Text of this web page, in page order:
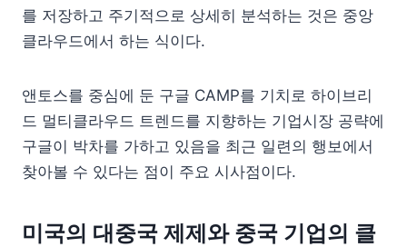
를 저장하고 주기적으로 상세히 분석하는 것은 중앙
클라우드에서 하는 식이다.
앤토스를 중심에 둔 구글 CAMP를 기치로 하이브리
드 멀티클라우드 트렌드를 지향하는 기업시장 공략에
구글이 박차를 가하고 있음을 최근 일련의 행보에서
찾아볼 수 있다는 점이 주요 시사점이다.
미국의 대중국 제제와 중국 기업의 클